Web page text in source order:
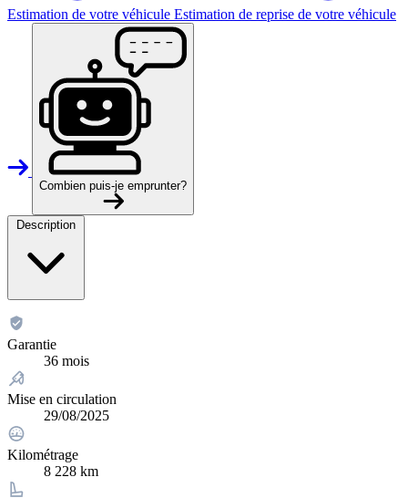
Estimation de votre véhicule Estimation de reprise de votre véhicule
Combien puis-je emprunter?
Description
Garantie
36 mois
Mise en circulation
29/08/2025
Kilométrage
8 228 km